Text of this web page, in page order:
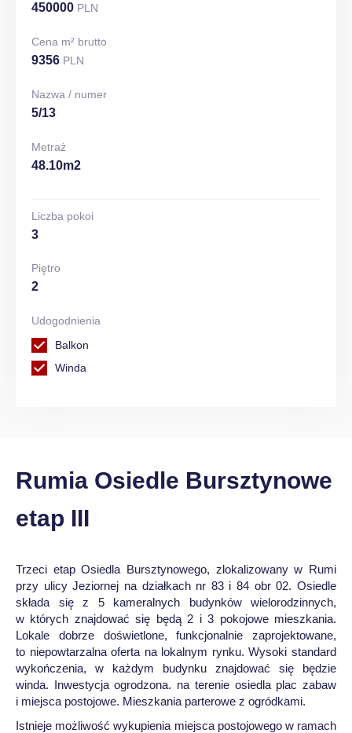
450000 PLN
Cena m² brutto
9356 PLN
Nazwa / numer
5/13
Metraż
48.10m2
Liczba pokoi
3
Piętro
2
Udogodnienia
Balkon
Winda
Rumia Osiedle Bursztynowe
etap III
Trzeci etap Osiedla Bursztynowego, zlokalizowany w Rumi
przy ulicy Jeziornej na działkach nr 83 i 84 obr 02. Osiedle
składa się z 5 kameralnych budynków wielorodzinnych,
w których znajdować się będą 2 i 3 pokojowe mieszkania.
Lokale dobrze doświetlone, funkcjonalnie zaprojektowane,
to niepowtarzalna oferta na lokalnym rynku. Wysoki standard
wykończenia, w każdym budynku znajdować się będzie
winda. Inwestycja ogrodzona. na terenie osiedla plac zabaw
i miejsca postojowe. Mieszkania parterowe z ogródkami.
Istnieje możliwość wykupienia miejsca postojowego w ramach